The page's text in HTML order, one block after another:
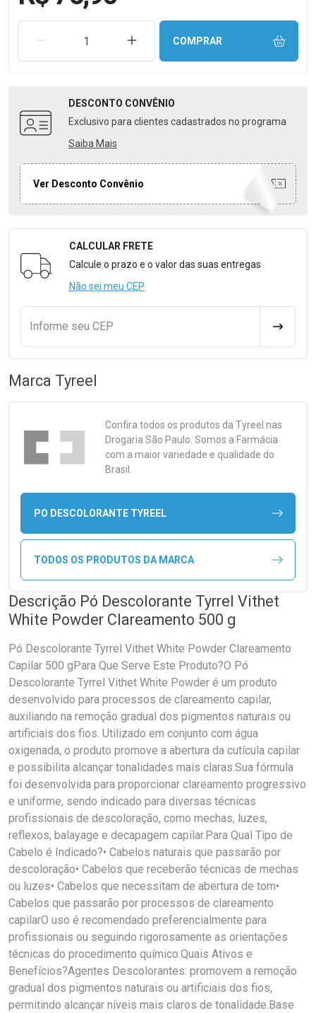
REMOVER UMA UNIDADEAUMENTAR UMA UNIDADE
COMPRAR
DESCONTO CONVÊNIO
Exclusivo para clientes cadastrados no programa
Saiba Mais
Ver Desconto Convênio
Formulário para Calcular o Frete
CALCULAR FRETE
Calcule o prazo e o valor das suas entregas
Não sei meu CEP
Informe seu CEP
Marca Tyreel
Confira todos os produtos da Tyreel nas
Drogaria São Paulo. Somos a Farmácia
com a maior variedade e qualidade do
Brasil.
PO DESCOLORANTE TYREEL
TODOS OS PRODUTOS DA MARCA
Descrição Pó Descolorante Tyrrel Vithet
White Powder Clareamento 500 g
Pó Descolorante Tyrrel Vithet White Powder Clareamento
Capilar 500 gPara Que Serve Este Produto?O Pó
Descolorante Tyrrel Vithet White Powder é um produto
desenvolvido para processos de clareamento capilar,
auxiliando na remoção gradual dos pigmentos naturais ou
artificiais dos fios. Utilizado em conjunto com água
oxigenada, o produto promove a abertura da cutícula capilar
e possibilita alcançar tonalidades mais claras.Sua fórmula
foi desenvolvida para proporcionar clareamento progressivo
e uniforme, sendo indicado para diversas técnicas
profissionais de descoloração, como mechas, luzes,
reflexos, balayage e decapagem capilar.Para Qual Tipo de
Cabelo é Indicado?• Cabelos naturais que passarão por
descoloração• Cabelos que receberão técnicas de mechas
ou luzes• Cabelos que necessitam de abertura de tom•
Cabelos que passarão por processos de clareamento
capilarO uso é recomendado preferencialmente para
profissionais ou seguindo rigorosamente as orientações
técnicas do procedimento químico.Quais Ativos e
Benefícios?Agentes Descolorantes: promovem a remoção
gradual dos pigmentos naturais ou artificiais dos fios,
permitindo alcançar níveis mais claros de tonalidade.Base